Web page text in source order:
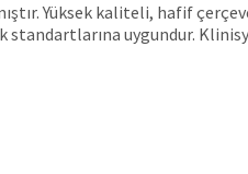
Yüksek kaliteli, hafif
standartlarına uygundur.